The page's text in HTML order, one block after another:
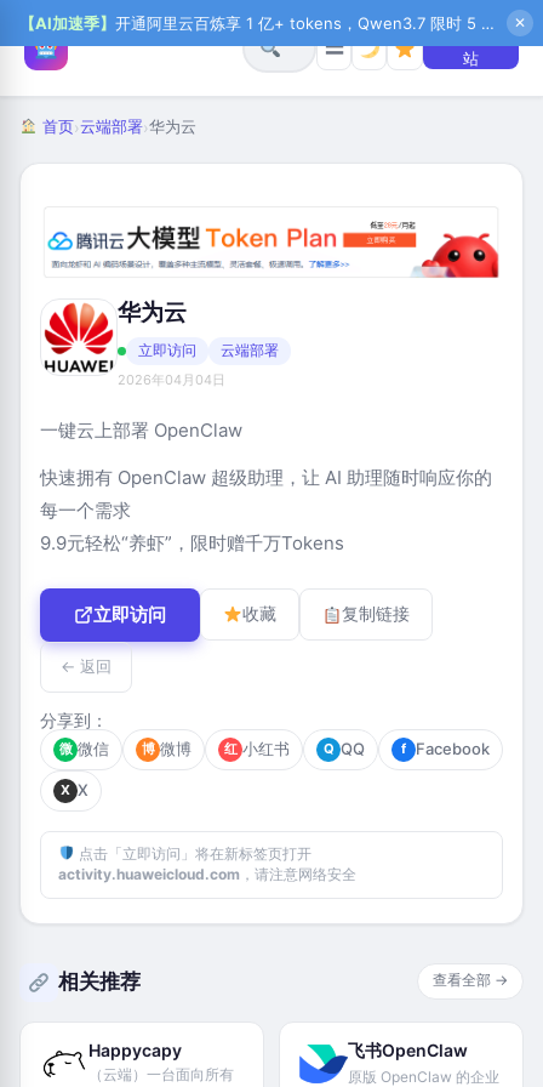
【AI加速季】 开通阿里云百炼享 1 亿+ tokens，Qwen3.7 限时 5 折起，秒悟新注送 1 万积分，加入 OPC 赢百万助力金，QoderWork CN 首月 0 元 ✕
☰
+ 提交网
站
首页›云端部署›华为云
华为云
立即访问 云端部署
2026年04月04日
一键云上部署 OpenClaw
快速拥有 OpenClaw 超级助理，让 AI 助理随时响应你的
每一个需求
9.9元轻松“养虾”，限时赠千万Tokens
立即访问 收藏 复制链接
← 返回
分享到：
微 微信 博 微博 红 小红书 Q QQ f Facebook
X X
点击「立即访问」将在新标签页打开
activity.huaweicloud.com ，请注意网络安全
相关推荐 查看全部 →
Happycapy
（云端）一台面向所有
飞书OpenClaw
原版 OpenClaw 的企业